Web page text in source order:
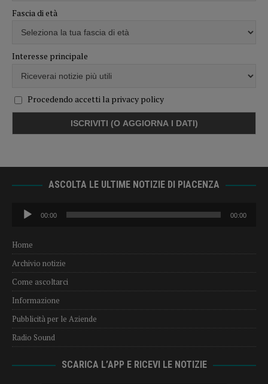
Fascia di età
Interesse principale
Procedendo accetti la privacy policy
ASCOLTA LE ULTIME NOTIZIE DI PIACENZA
Audio
Player
00:00 00:00
Home
Archivio notizie
Come ascoltarci
Informazione
Pubblicità per le Aziende
Radio Sound
SCARICA L’APP E RICEVI LE NOTIZIE